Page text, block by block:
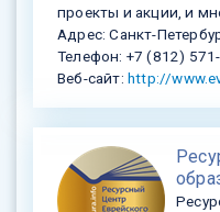
проекты и акции, и
Адрес: Санкт-
Телефон: +7 (812)
Веб-сайт: http://